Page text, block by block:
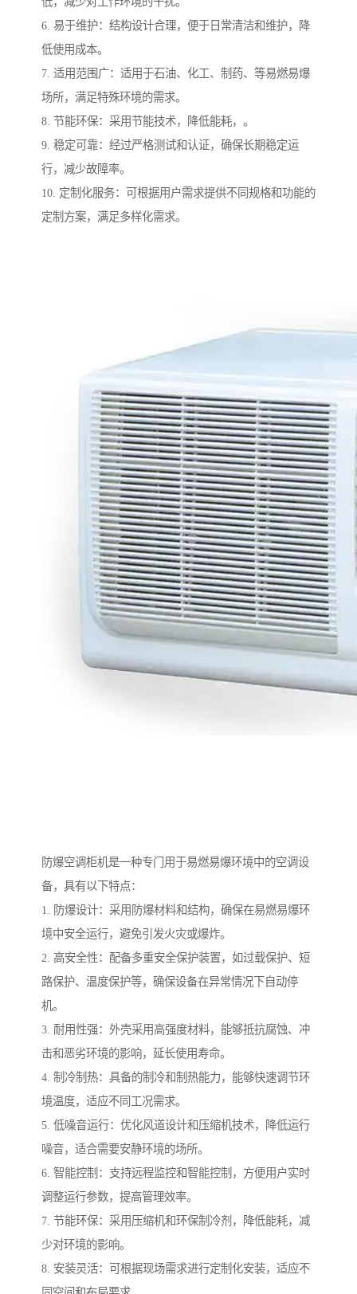
6. 易于维护：结构设计合理，便于日常清洁和维护，降
低使用成本。
7. 适用范围广：适用于石油、化工、制药、等易燃易爆
场所，满足特殊环境的需求。
8. 节能环保：采用节能技术，降低能耗，。
9. 稳定可靠：经过严格测试和认证，确保长期稳定运
行，减少故障率。
10. 定制化服务：可根据用户需求提供不同规格和功能的
定制方案，满足多样化需求。
防爆空调柜机是一种专门用于易燃易爆环境中的空调设
备，具有以下特点：
1. 防爆设计：采用防爆材料和结构，确保在易燃易爆环
境中安全运行，避免引发火灾或爆炸。
2. 高安全性：配备多重安全保护装置，如过载保护、短
路保护、温度保护等，确保设备在异常情况下自动停
机。
3. 耐用性强：外壳采用高强度材料，能够抵抗腐蚀、冲
击和恶劣环境的影响，延长使用寿命。
4. 制冷制热：具备的制冷和制热能力，能够快速调节环
境温度，适应不同工况需求。
5. 低噪音运行：优化风道设计和压缩机技术，降低运行
噪音，适合需要安静环境的场所。
6. 智能控制：支持远程监控和智能控制，方便用户实时
调整运行参数，提高管理效率。
7. 节能环保：采用压缩机和环保制冷剂，降低能耗，减
少对环境的影响。
8. 安装灵活：可根据现场需求进行定制化安装，适应不